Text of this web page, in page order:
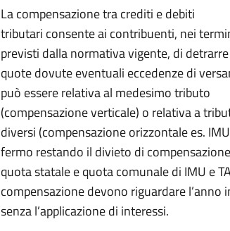
La compensazione tra crediti e debiti
tributari consente ai contribuenti, nei
previsti dalla normativa vigente, di
quote dovute eventuali eccedenze di
può essere relativa al medesimo tributo
(compensazione verticale) o relativa a
diversi (compensazione orizzontale es. IMU
fermo restando il divieto di
quota statale e quota comunale di IMU e
compensazione devono riguardare l’anno
senza l’applicazione di interessi.